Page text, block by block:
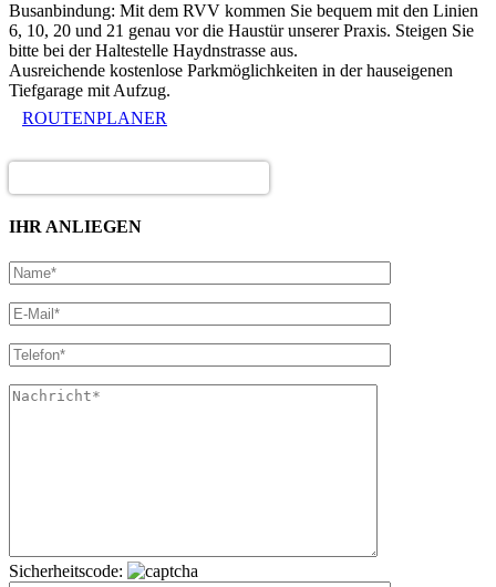
Busanbindung: Mit dem RVV kommen Sie bequem mit den Linien
6, 10, 20 und 21 genau vor die Haustür unserer Praxis. Steigen Sie
bitte bei der Haltestelle Haydnstrasse aus.
Ausreichende kostenlose Parkmöglichkeiten in der hauseigenen
Tiefgarage mit Aufzug.
ROUTENPLANER
IHR ANLIEGEN
Sicherheitscode: